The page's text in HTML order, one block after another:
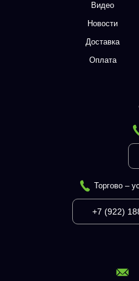
Видео
Новости
Доставка
Оплата
Торгово –
+7 (922)